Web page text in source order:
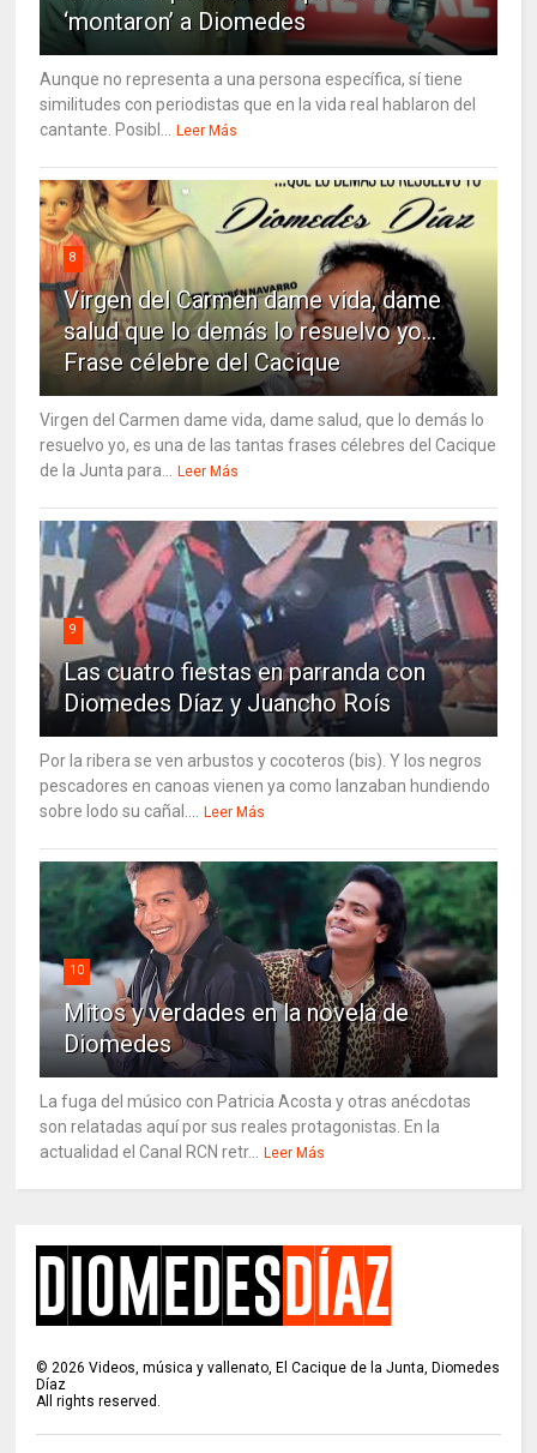
‘montaron’ a Diomedes
Aunque no representa a una persona específica, sí tiene
similitudes con periodistas que en la vida real hablaron del
cantante. Posibl...
Leer Más
8
Virgen del Carmen dame vida, dame
salud que lo demás lo resuelvo yo…
Frase célebre del Cacique
Virgen del Carmen dame vida, dame salud, que lo demás lo
resuelvo yo, es una de las tantas frases célebres del Cacique
de la Junta para...
Leer Más
9
Las cuatro fiestas en parranda con
Diomedes Díaz y Juancho Roís
Por la ribera se ven arbustos y cocoteros (bis). Y los negros
pescadores en canoas vienen ya como lanzaban hundiendo
sobre lodo su cañal....
Leer Más
10
Mitos y verdades en la novela de
Diomedes
La fuga del músico con Patricia Acosta y otras anécdotas
son relatadas aquí por sus reales protagonistas. En la
actualidad el Canal RCN retr...
Leer Más
©2026 Videos, música y vallenato, El Cacique de la Junta, Diomedes
Díaz
All rights reserved.